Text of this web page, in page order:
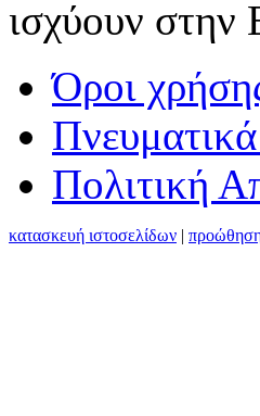
ισχύουν στην
Όροι
Πολιτική
κατασκευή ιστοσελίδων |